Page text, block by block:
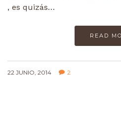
, es quizás…
READ
22 JUNIO, 2014 2